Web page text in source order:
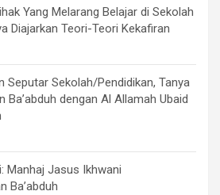
Yang Melarang Belajar di Sekolah
Diajarkan Teori-Teori Kekafiran
Seputar Sekolah/Pendidikan, Tanya
dengan Al Allamah Ubaid
Manhaj Jasus Ikhwani
Ba’abduh